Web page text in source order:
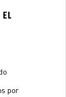
por